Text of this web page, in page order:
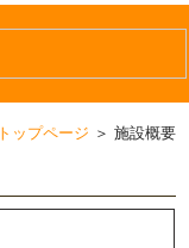
トップページ ＞ 施設概要